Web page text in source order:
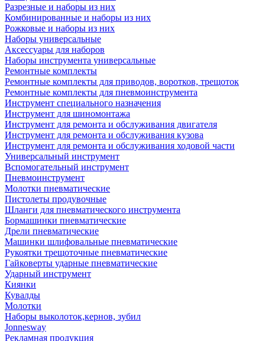
Разрезные и наборы из них
Комбинированные и наборы из них
Рожковые и наборы из них
Наборы универсальные
Аксессуары для наборов
Наборы инструмента универсальные
Ремонтные комплекты
Ремонтные комплекты для приводов, воротков, трещоток
Ремонтные комплекты для пневмоинструмента
Инструмент специального назначения
Инструмент для шиномонтажа
Инструмент для ремонта и обслуживания двигателя
Инструмент для ремонта и обслуживания кузова
Инструмент для ремонта и обслуживания ходовой части
Универсальный инструмент
Вспомогательный инструмент
Пневмоинструмент
Молотки пневматические
Пистолеты продувочные
Шланги для пневматического инструмента
Бормашинки пневматические
Дрели пневматические
Машинки шлифовальные пневматические
Рукоятки трещоточные пневматические
Гайковерты ударные пневматические
Ударный инструмент
Киянки
Кувалды
Молотки
Наборы выколоток,кернов, зубил
Jonnesway
Рекламная продукция